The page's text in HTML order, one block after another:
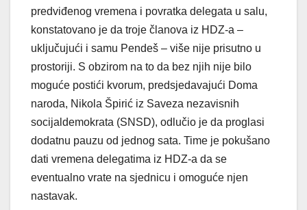
predviđenog vremena i povratka delegata u salu,
konstatovano je da troje članova iz HDZ-a –
uključujući i samu Pendeš – više nije prisutno u
prostoriji. S obzirom na to da bez njih nije bilo
moguće postići kvorum, predsjedavajući Doma
naroda, Nikola Špirić iz Saveza nezavisnih
socijaldemokrata (SNSD), odlučio je da proglasi
dodatnu pauzu od jednog sata. Time je pokušano
dati vremena delegatima iz HDZ-a da se
eventualno vrate na sjednicu i omoguće njen
nastavak.